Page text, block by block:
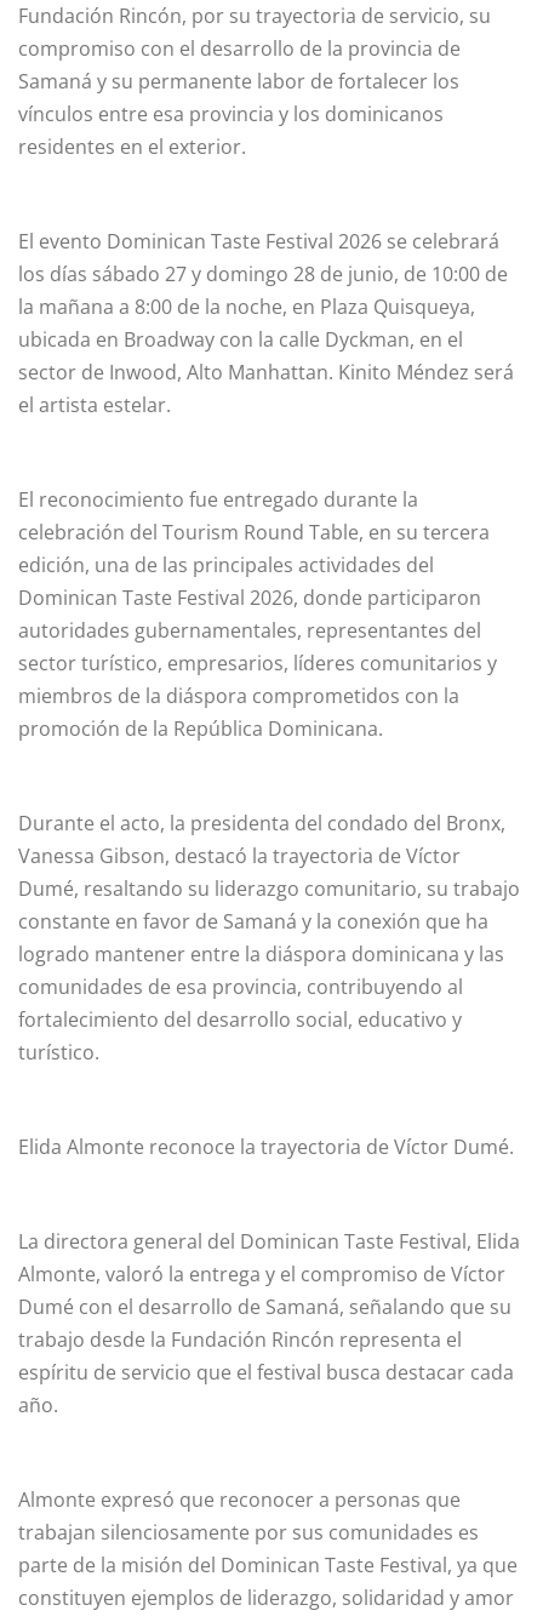
Fundación Rincón, por su trayectoria de servicio, su
compromiso con el desarrollo de la provincia de
Samaná y su permanente labor de fortalecer los
vínculos entre esa provincia y los dominicanos
residentes en el exterior.
El evento Dominican Taste Festival 2026 se celebrará
los días sábado 27 y domingo 28 de junio, de 10:00 de
la mañana a 8:00 de la noche, en Plaza Quisqueya,
ubicada en Broadway con la calle Dyckman, en el
sector de Inwood, Alto Manhattan. Kinito Méndez será
el artista estelar.
El reconocimiento fue entregado durante la
celebración del Tourism Round Table, en su tercera
edición, una de las principales actividades del
Dominican Taste Festival 2026, donde participaron
autoridades gubernamentales, representantes del
sector turístico, empresarios, líderes comunitarios y
miembros de la diáspora comprometidos con la
promoción de la República Dominicana.
Durante el acto, la presidenta del condado del Bronx,
Vanessa Gibson, destacó la trayectoria de Víctor
Dumé, resaltando su liderazgo comunitario, su trabajo
constante en favor de Samaná y la conexión que ha
logrado mantener entre la diáspora dominicana y las
comunidades de esa provincia, contribuyendo al
fortalecimiento del desarrollo social, educativo y
turístico.
Elida Almonte reconoce la trayectoria de Víctor Dumé.
La directora general del Dominican Taste Festival, Elida
Almonte, valoró la entrega y el compromiso de Víctor
Dumé con el desarrollo de Samaná, señalando que su
trabajo desde la Fundación Rincón representa el
espíritu de servicio que el festival busca destacar cada
año.
Almonte expresó que reconocer a personas que
trabajan silenciosamente por sus comunidades es
parte de la misión del Dominican Taste Festival, ya que
constituyen ejemplos de liderazgo, solidaridad y amor